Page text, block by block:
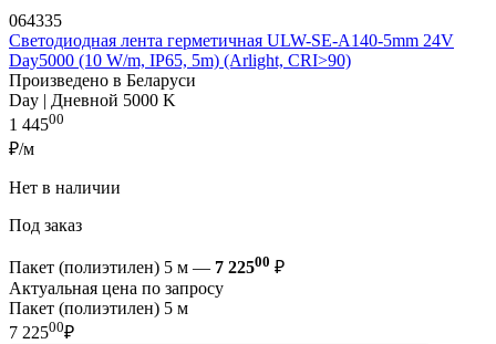
064335
Светодиодная лента герметичная ULW-SE-A140-5mm 24V
Day5000 (10 W/m, IP65, 5m) (Arlight, CRI>90)
Произведено в Беларуси
Day | Дневной 5000 K
1 44500
₽/м
Нет в наличии
Под заказ
Пакет (полиэтилен) 5 м — 7 22500 ₽
Актуальная цена по запросу
Пакет (полиэтилен) 5 м
7 22500₽